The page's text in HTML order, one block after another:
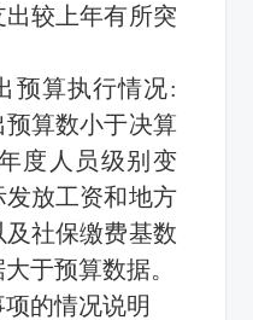
较上年有所突
预算执行情况:
算数小于决算
度人员级别变
放工资和地方
社保缴费基数
于预算数据。
的情况说明